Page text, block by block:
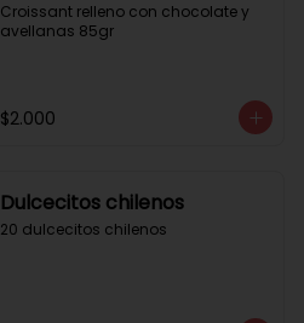
Croissant relleno con chocolate y
avellanas 85gr
$2.000
Dulcecitos chilenos
20 dulcecitos chilenos